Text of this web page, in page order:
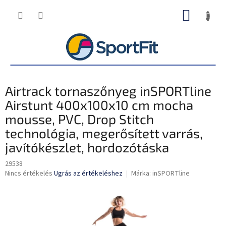
KOSÁR
Airtrack tornaszőnyeg inSPORTline
Airstunt 400x100x10 cm mocha
mousse, PVC, Drop Stitch
technológia, megerősített varrás,
javítókészlet, hordozótáska
29538
A
Nincs értékelés Ugrás az értékeléshez Márka: inSPORTline